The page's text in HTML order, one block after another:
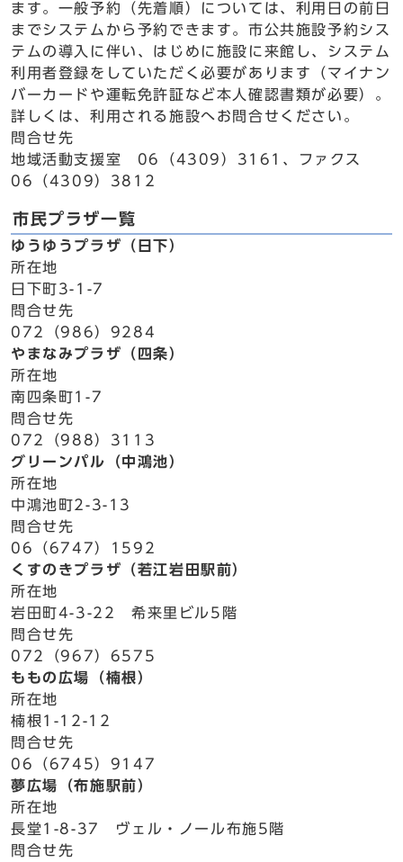
ます。一般予約（先着順）については、利用日の前日
までシステムから予約できます。市公共施設予約シス
テムの導入に伴い、はじめに施設に来館し、システム
利用者登録をしていただく必要があります（マイナン
バーカードや運転免許証など本人確認書類が必要）。
詳しくは、利用される施設へお問合せください。
問合せ先
地域活動支援室 06（4309）3161、ファクス
06（4309）3812
市民プラザ一覧
ゆうゆうプラザ（日下）
所在地
日下町3-1-7
問合せ先
072（986）9284
やまなみプラザ（四条）
所在地
南四条町1-7
問合せ先
072（988）3113
グリーンパル（中鴻池）
所在地
中鴻池町2-3-13
問合せ先
06（6747）1592
くすのきプラザ（若江岩田駅前）
所在地
岩田町4-3-22 希来里ビル5階
問合せ先
072（967）6575
ももの広場（楠根）
所在地
楠根1-12-12
問合せ先
06（6745）9147
夢広場（布施駅前）
所在地
長堂1-8-37 ヴェル・ノール布施5階
問合せ先